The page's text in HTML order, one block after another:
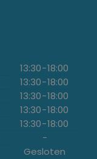
13:30-18:00
13:30-18:00
13:30-18:00
13:30-18:00
13:30-18:00
-
Gesloten